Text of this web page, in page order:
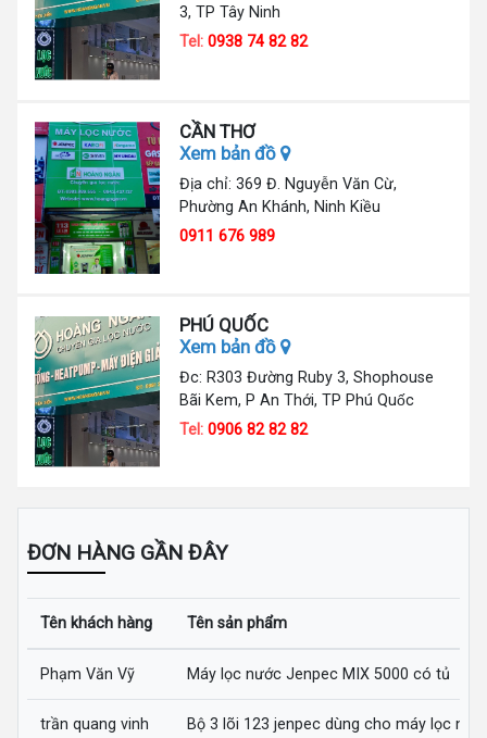
3, TP Tây Ninh
Tel:0938 74 82 82
CẦN THƠ
Xem bản đồ
Địa chỉ: 369 Đ. Nguyễn Văn Cừ,
Phường An Khánh, Ninh Kiều
0911 676 989
PHÚ QUỐC
Xem bản đồ
Đc: R303 Đường Ruby 3, Shophouse
Bãi Kem, P An Thới, TP Phú Quốc
Tel:0906 82 82 82
ĐƠN HÀNG GẦN ĐÂY
Tên khách hàng Tên sản phẩm
Phạm Văn Vỹ Máy lọc nước Jenpec MIX 5000 có tủ
trần quang vinh Bộ 3 lõi 123 jenpec dùng cho máy lọc